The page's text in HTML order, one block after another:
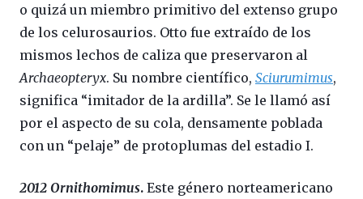
o quizá un miembro primitivo del extenso grupo
de los celurosaurios. Otto fue extraído de los
mismos lechos de caliza que preservaron al
Archaeopteryx. Su nombre científico, Sciurumimus,
significa “imitador de la ardilla”. Se le llamó así
por el aspecto de su cola, densamente poblada
con un “pelaje” de protoplumas del estadio I.
2012 Ornithomimus. Este género norteamericano